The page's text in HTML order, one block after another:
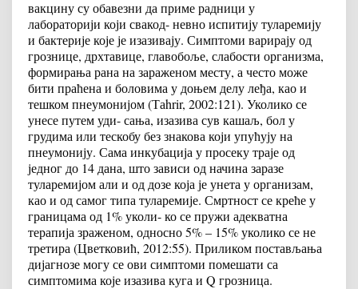
вакцину су обавезни да приме радници у
лабораторији који свакод- невно испитију туларемију
и бактерије које је изазивају. Симптоми варирају од
грознице, дрхтавице, главобоље, слабости организма,
формирања рана на зараженом месту, а често може
бити праћена и боловима у доњем делу леђа, као и
тешком пнеумонијом (Таhrir, 2002:121). Уколико се
унесе путем уди- сања, изазива сув кашаљ, бол у
грудима или тескобу без знакова који упућују на
пнеумонију. Сама инкубација у просеку траје од
једног до 14 дана, што зависи од начина заразе
туларемијом али и од дозе која је унета у организам,
као и од самог типа туларемије. Смртност се креће у
границама од 1% уколи- ко се пружи адекватна
терапија зраженом, односно 5% – 15% уколико се не
третира (Цветковић, 2012:55). Приликом постављања
дијагнозе могу се ови симптоми помешати са
симптомима које изазива куга и Q грозница.